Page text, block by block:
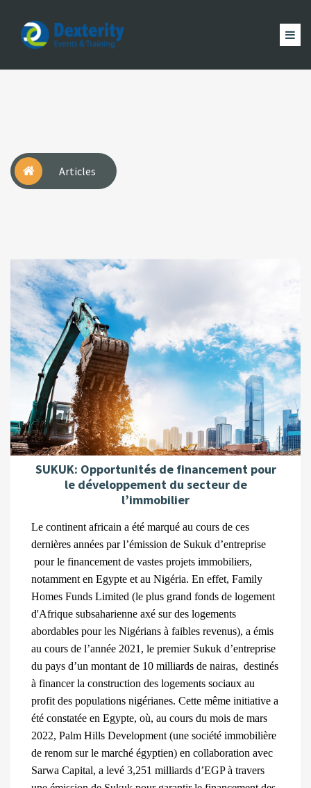
Dexterity
Events
Articles
SUKUK: Opportunités de financement pour
le développement du secteur de
l’immobilier
Le continent africain a été marqué au cours de ces
dernières années par l’émission de Sukuk d’entreprise
pour le financement de vastes projets immobiliers,
notamment en Egypte et au Nigéria. En effet, Family
Homes Funds Limited (le plus grand fonds de logement
d'Afrique subsaharienne axé sur des logements
abordables pour les Nigérians à faibles revenus), a émis
au cours de l’année 2021, le premier Sukuk d’entreprise
du pays d’un montant de 10 milliards de nairas, destinés
à financer la construction des logements sociaux au
profit des populations nigérianes. Cette même initiative a
été constatée en Egypte, où, au cours du mois de mars
2022, Palm Hills Development (une société immobilière
de renom sur le marché égyptien) en collaboration avec
Sarwa Capital, a levé 3,251 milliards d’EGP à travers